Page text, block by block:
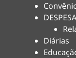
Diárias